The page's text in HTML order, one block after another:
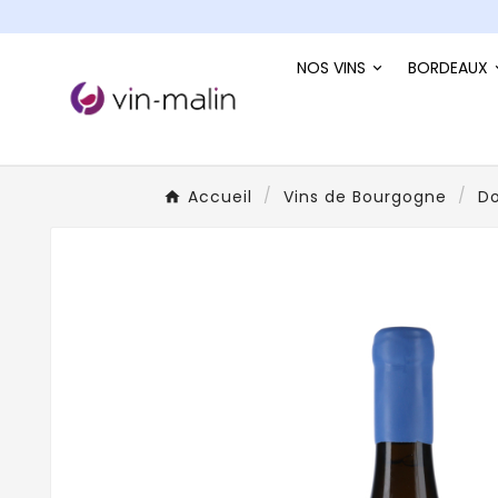
NOS VINS BORDEAUX
Accueil Vins de Bourgogne